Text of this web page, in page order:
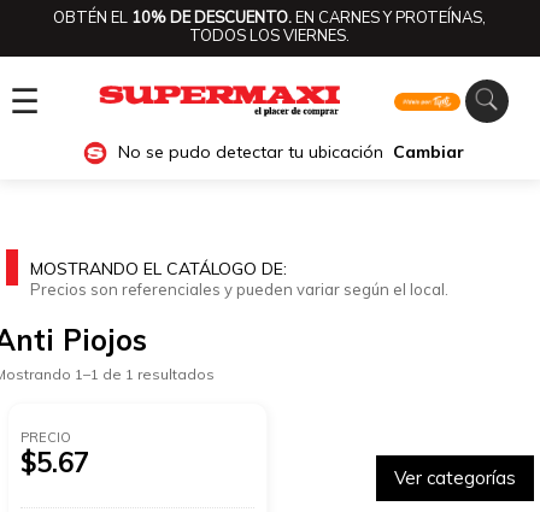
OBTÉN EL 10% DE DESCUENTO.EN CARNES Y PROTEÍNAS,
TODOS LOS VIERNES.
☰
No se pudo detectar tu ubicación Cambiar
Ver categorías
MOSTRANDO EL CATÁLOGO DE:
Precios son referenciales y pueden variar según el local.
Piojos
1–1 de 1 resultados
PRECIO
$5.67